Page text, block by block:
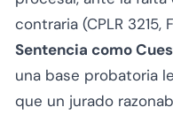
contraria (CPLR 3215,
Sentencia como
una base probatoria
que un jurado